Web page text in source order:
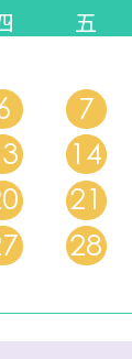
五
7
14
21
28